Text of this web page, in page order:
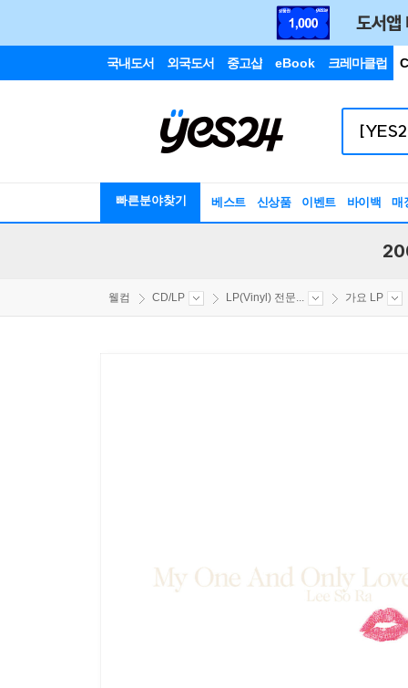
국내도서 외국도서 중고샵 eBook 크레마클럽
빠른분야찾기 베스트 신상품 이벤트 바이백 매
웰컴 CD/LP LP(Vinyl) 전문... 가요 LP